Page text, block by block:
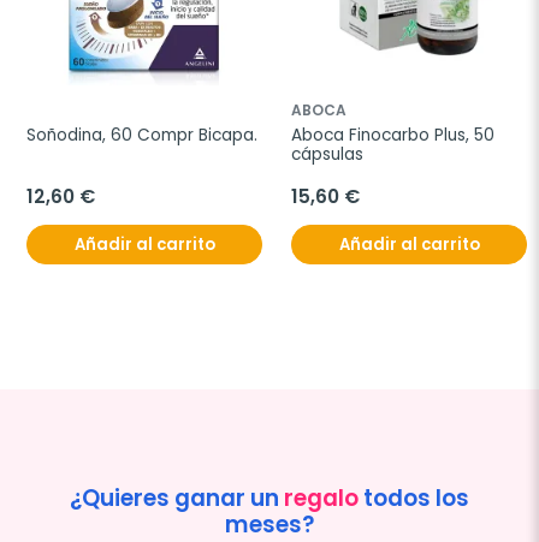
Soñodina, 60 Compr Bicapa.
12,60 €
Añadir al carrito
ABOCA
Aboca Finocarbo Plus, 50
cápsulas
15,60 €
Añadir al carrito
¿Quieres ganar un regalotodos los
meses?